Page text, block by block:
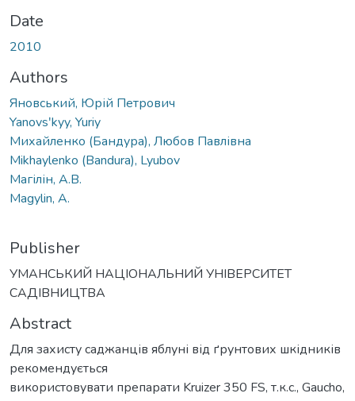
Date
2010
Authors
Яновський, Юрій Петрович
Yanovsʹkyy, Yuriy
Михайленко (Бандура), Любов Павлівна
Mikhaylenko (Bandura), Lyubov
Магілін, А.В.
Magylin, A.
Publisher
УМАНСЬКИЙ НАЦІОНАЛЬНИЙ УНІВЕРСИТЕТ
САДІВНИЦТВА
Abstract
Для захисту саджанців яблуні від ґрунтових шкідників
рекомендується
використовувати препарати Kruizer 350 FS, т.к.с., Gaucho,